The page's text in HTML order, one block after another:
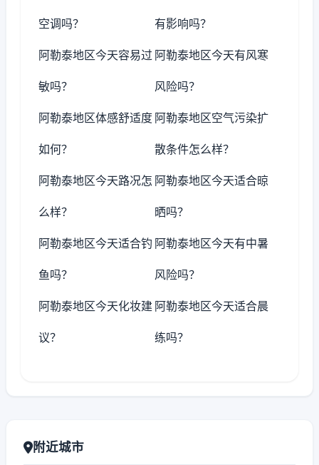
空调吗？ 有影响吗？
阿勒泰地区今天容易过
敏吗？
阿勒泰地区今天有风寒
风险吗？
阿勒泰地区体感舒适度
如何？
阿勒泰地区空气污染扩
散条件怎么样？
阿勒泰地区今天路况怎
么样？
阿勒泰地区今天适合晾
晒吗？
阿勒泰地区今天适合钓
鱼吗？
阿勒泰地区今天有中暑
风险吗？
阿勒泰地区今天化妆建
议？
阿勒泰地区今天适合晨
练吗？
附近城市